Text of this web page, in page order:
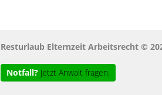
Resturlaub Elternzeit Arbeitsrecht ©
Notfall? Jetzt Anwalt fragen.